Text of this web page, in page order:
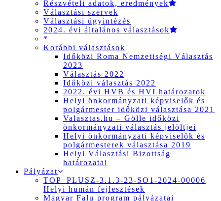
Részvételi adatok, eredmények
Választási szervek
Választási ügyintézés
2024. évi általános választások
*
Korábbi választások
Időközi Roma Nemzetiségi Választás
2023
Választás 2022
Időközi választás 2022
2022. évi HVB és HVI határozatok
Helyi önkormányzati képviselők és
polgármester időközi választása 2021
Valasztas.hu – Gölle időközi
önkormányzati választás jelöltjei
Helyi önkormányzati képviselők és
polgármesterek választása 2019
Helyi Választási Bizottság
határozatai
Pályázat
TOP_PLUSZ-3.1.3-23-SO1-2024-00006
Helyi humán fejlesztések
Magyar Falu program pályázatai